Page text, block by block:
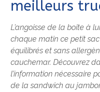
meilleurs
L’angoisse de la boite à
chaque matin ce petit
équilibrés et sans
cauchemar. Découvrez
l’information nécessaire
de la sandwich au